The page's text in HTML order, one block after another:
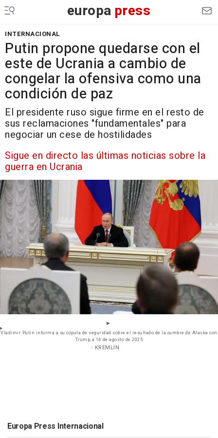
europa press
INTERNACIONAL
Putin propone quedarse con el
este de Ucrania a cambio de
congelar la ofensiva como una
condición de paz
El presidente ruso sigue firme en el resto de
sus reclamaciones "fundamentales" para
negociar un cese de hostilidades
Sigue en directo las últimas noticias sobre la
guerra en Ucrania
Vladimir Putin informa a su cúpula de seguridad sobre el resultado de la cumbre de Alaska con
Trump, a 16 de agosto de 2025
- KREMLIN
Europa Press Internacional